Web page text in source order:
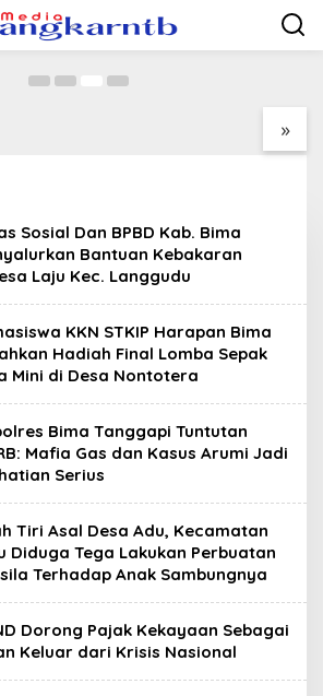
Arumi Jadi Perhatian Serius
»
Ayah Tiri Asal Desa
Adu, Kecamatan Hu’u
Sosial Dan BPBD Kab. Bima
Bantuan Kebakaran
Laju Kec. Langgudu
KKN STKIP Harapan Bima
Hadiah Final Lomba Sepak
Mini di Desa Nontotera
Bima Tanggapi Tuntutan
Mafia Gas dan Kasus Arumi Jadi
Serius
Tiri Asal Desa Adu, Kecamatan
Diduga Tega Lakukan Perbuatan
Terhadap Anak Sambungnya
Dorong Pajak Kekayaan Sebagai
Keluar dari Krisis Nasional